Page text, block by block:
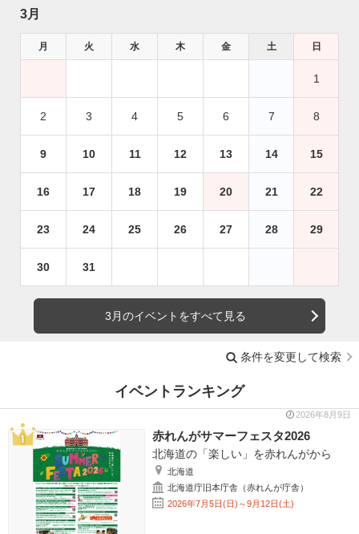
3月
月 火 水 木 金 土 日
1
2 3 4 5 6 7 8
9 10 11 12 13 14 15
16 17 18 19 20 21 22
23 24 25 26 27 28 29
30 31
3月のイベントをすべて見る
条件を変更して検索
イベントランキング
2026年8月9日
赤れんがサマーフェスタ2026
北海道の「楽しい」を赤れんがから
北海道
北海道庁旧本庁舎（赤れんが庁舎）
2026年7月5日(日)～9月12日(土)